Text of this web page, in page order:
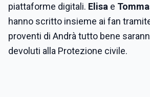
piattaforme digitali. Elisa e
hanno scritto insieme ai fan
proventi di Andrà tutto bene
devoluti alla Protezione civile.